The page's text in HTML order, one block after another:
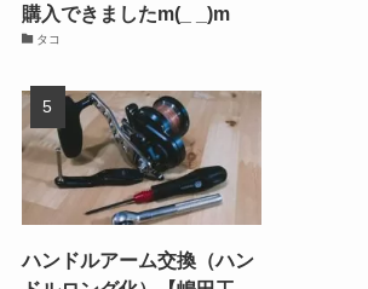
購入できましたm(_ _)m
タコ
ハンドルアーム交換（ハン